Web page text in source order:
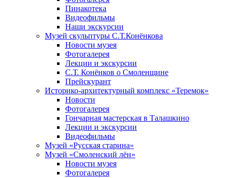
Пинакотека
Видеофильмы
Наши экскурсии
Музей скульптуры С.Т.Конёнкова
Новости музея
Фотогалерея
Лекции и экскурсии
С.Т. Конёнков о Смоленщине
Прейскурант
Историко-архитектурный комплекс «Теремок»
Новости
Фотогалерея
Гончарная мастерская в Талашкино
Лекции и экскурсии
Видеофильмы
Музей «Русская старина»
Музей «Смоленский лён»
Новости музея
Фотогалерея